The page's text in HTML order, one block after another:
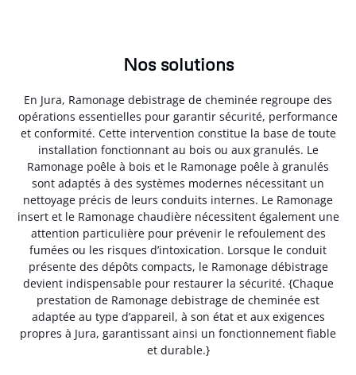
Nos solutions
En Jura, Ramonage debistrage de cheminée regroupe des
opérations essentielles pour garantir sécurité, performance
et conformité. Cette intervention constitue la base de toute
installation fonctionnant au bois ou aux granulés. Le
Ramonage poêle à bois et le Ramonage poêle à granulés
sont adaptés à des systèmes modernes nécessitant un
nettoyage précis de leurs conduits internes. Le Ramonage
insert et le Ramonage chaudière nécessitent également une
attention particulière pour prévenir le refoulement des
fumées ou les risques d’intoxication. Lorsque le conduit
présente des dépôts compacts, le Ramonage débistrage
devient indispensable pour restaurer la sécurité. {Chaque
prestation de Ramonage debistrage de cheminée est
adaptée au type d’appareil, à son état et aux exigences
propres à Jura, garantissant ainsi un fonctionnement fiable
et durable.}